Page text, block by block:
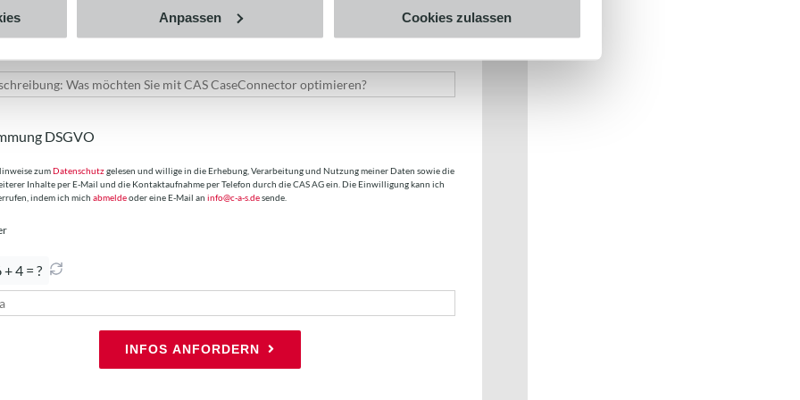
Anpassen Cookies zulassen
DSGVO
zumDatenschutzgelesen und willige in die Erhebung, Verarbeitung und Nutzung meiner Daten sowie die
Inhalte per E-Mail und die Kontaktaufnahme per Telefon durch die CAS AG ein. Die Einwilligung kann ich
indem ich mich abmeldeoder eine E-Mail an info@c-a-s.desende.
+ 4 = ?
INFOS ANFORDERN